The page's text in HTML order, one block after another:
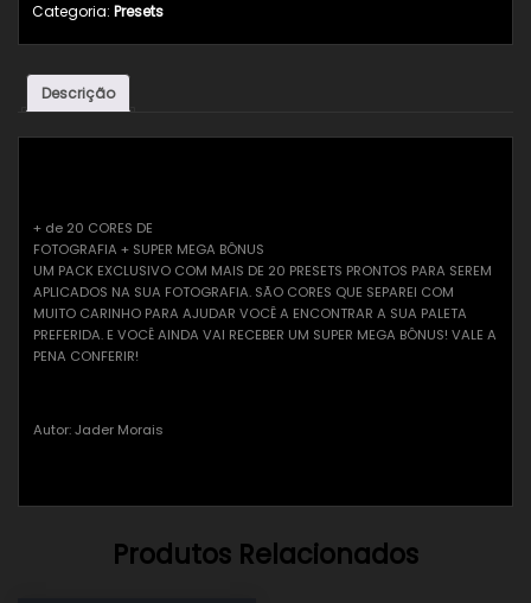
Categoria: Presets
Descrição
+ de 20 CORES DE
FOTOGRAFIA + SUPER MEGA BÔNUS
UM PACK EXCLUSIVO COM MAIS DE 20 PRESETS PRONTOS PARA SEREM
APLICADOS NA SUA FOTOGRAFIA. SÃO CORES QUE SEPAREI COM
MUITO CARINHO PARA AJUDAR VOCÊ A ENCONTRAR A SUA PALETA
PREFERIDA. E VOCÊ AINDA VAI RECEBER UM SUPER MEGA BÔNUS! VALE A
PENA CONFERIR!
Autor: Jader Morais
Produtos Relacionados